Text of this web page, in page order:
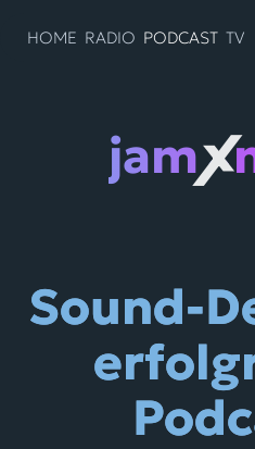
InhaltHOME RADIO PODCAST TV
jamX
Sound-